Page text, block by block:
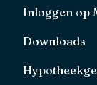
Inloggen op
Downloads